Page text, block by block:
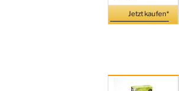
Jetzt kaufen*